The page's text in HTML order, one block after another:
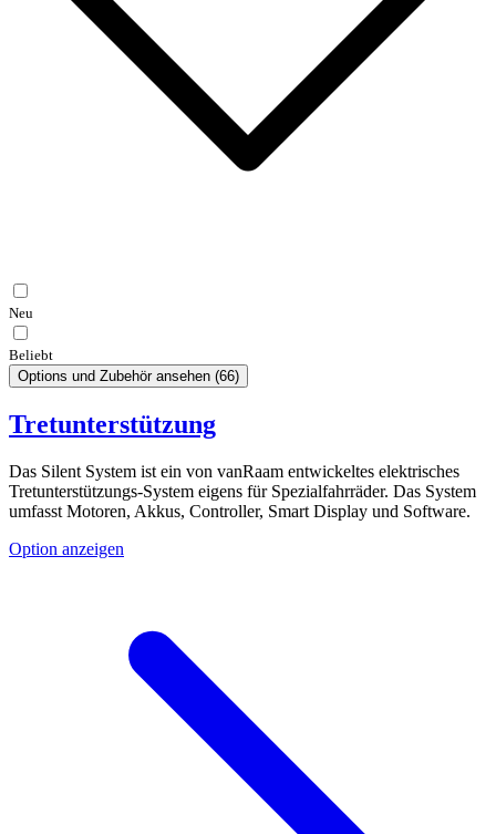
Neu
Beliebt
Options und Zubehör ansehen (66)
Tretunterstützung
Das Silent System ist ein von vanRaam entwickeltes elektrisches
Tretunterstützungs-System eigens für Spezialfahrräder. Das System
umfasst Motoren, Akkus, Controller, Smart Display und Software.
Option anzeigen